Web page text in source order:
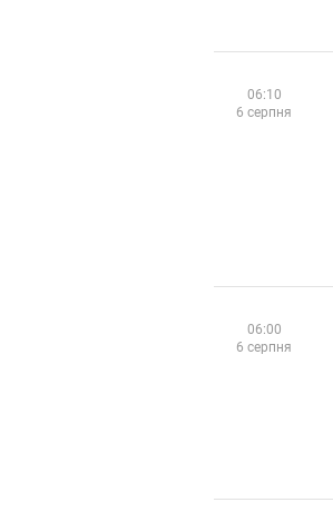
06:10
6 серпня
06:00
6 серпня